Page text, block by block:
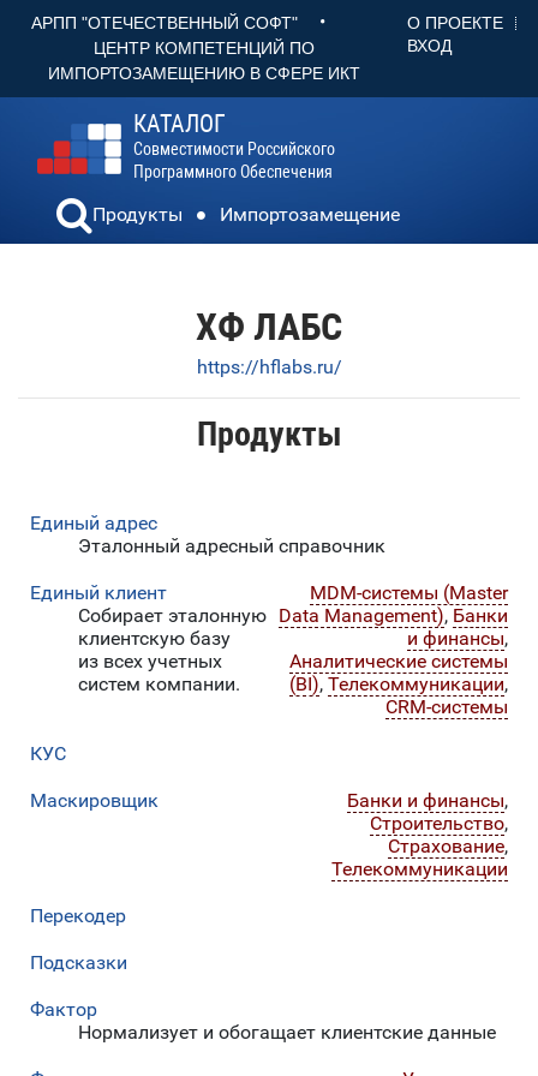
АРПП "ОТЕЧЕСТВЕННЫЙ СОФТ" •
ЦЕНТР КОМПЕТЕНЦИЙ ПО
ИМПОРТОЗАМЕЩЕНИЮ В СФЕРЕ ИКТ
О ПРОЕКТЕ
ВХОД
КАТАЛОГ
Совместимости Российского
Программного Обеспечения
Продукты Импортозамещение
ХФ ЛАБС
https://hflabs.ru/
Продукты
Единый адрес
Эталонный адресный справочник
Единый клиент
Собирает эталонную
клиентскую базу
из всех учетных
систем компании.
MDM-системы (Master
Data Management), Банки
и финансы,
Аналитические системы
(BI), Телекоммуникации,
CRM-системы
КУС
Маскировщик Банки и финансы,
Строительство,
Страхование,
Телекоммуникации
Перекодер
Подсказки
Фактор
Нормализует и обогащает клиентские данные